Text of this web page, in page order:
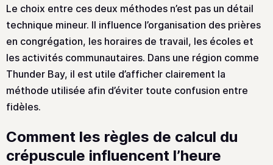
Le choix entre ces deux méthodes n’est pas un détail
technique mineur. Il influence l’organisation des prières
en congrégation, les horaires de travail, les écoles et
les activités communautaires. Dans une région comme
Thunder Bay, il est utile d’afficher clairement la
méthode utilisée afin d’éviter toute confusion entre
fidèles.
Comment les règles de calcul du
crépuscule influencent l’heure